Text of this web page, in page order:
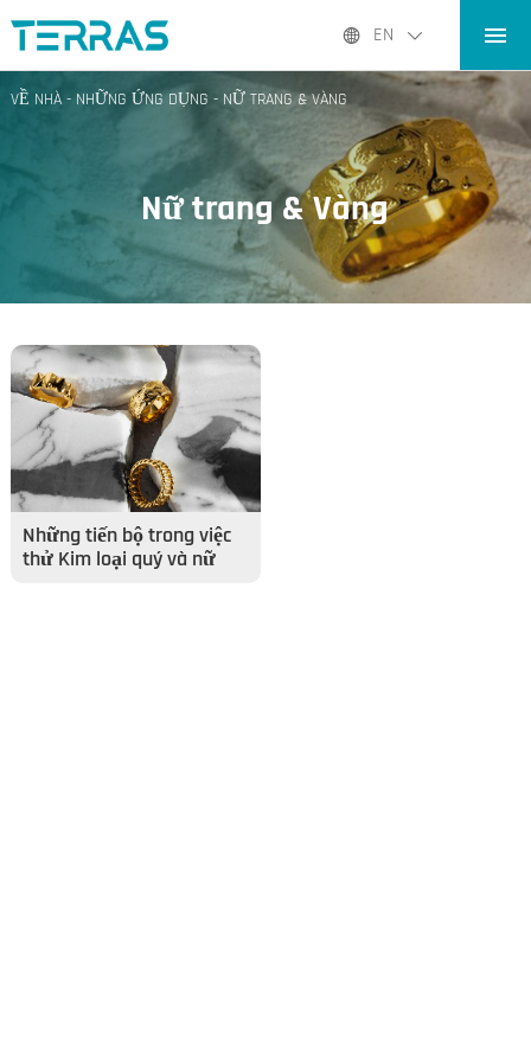
EN
VỀ NHÀ
SẢN PHẨM
NHỮNG ỨNG DỤNG
BLOG
VỀ CHÚNG TA
TIẾP XÚC.
VỀ NHÀ- NHỮNG ỨNG DỤNG - NỮ TRANG & VÀNG
Nữ trang & Vàng
Những tiến bộ trong việc
thử Kim loại quý và nữ